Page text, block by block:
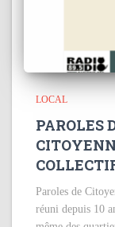
LOCAL
PAROLES
Paroles de
réuni depuis 10